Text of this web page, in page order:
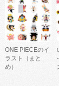
ONE PIECEのイ
ラスト（まと
め）